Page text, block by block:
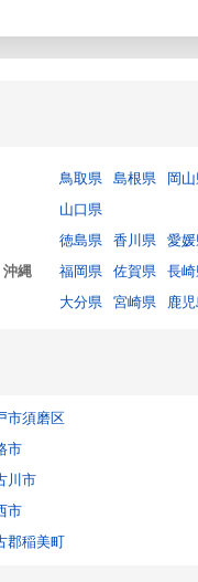
鳥取県 島根県 岡
山口県
徳島県 香川県 愛
沖縄
福岡県 佐賀県 長
大分県
宮崎県 鹿
市須磨区
市
川市
市
郡稲美町